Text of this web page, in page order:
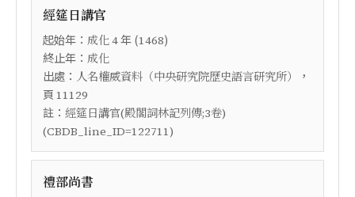
經筵日講官
起始年： 成化4年 (1468)
終止年： 成化
出處： 人名權威資料（中央研究院歷史語言研究所）
，
頁 11129
註： 經筵日講官(殿閣詞林記列傳;3卷)
(CBDB_line_ID=122711)
禮部尚書